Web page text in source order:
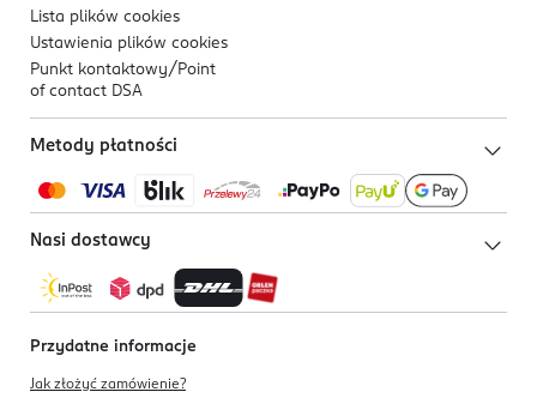
Lista plików cookies
Ustawienia plików cookies
Punkt kontaktowy/ Point
of contact DSA
Metody płatności
Nasi dostawcy
Przydatne informacje
Jak złożyć zamówienie?